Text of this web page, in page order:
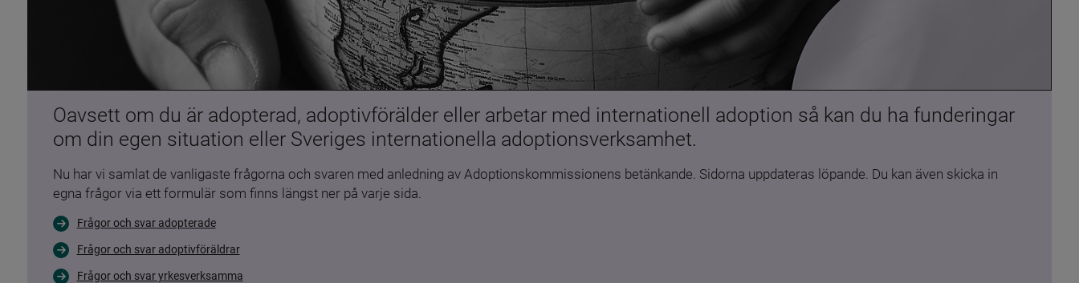
Oavsett om du är adopterad, adoptivförälder eller arbetar med internationell adoption så kan du ha funderingar
om din egen situation eller Sveriges internationella adoptionsverksamhet.
Nu har vi samlat de vanligaste frågorna och svaren med anledning av Adoptionskommissionens betänkande. Sidorna uppdateras löpande. Du kan även skicka in
egna frågor via ett formulär som finns längst ner på varje sida.
Frågor och svar adopterade
Frågor och svar adoptivföräldrar
Frågor och svar yrkesverksamma